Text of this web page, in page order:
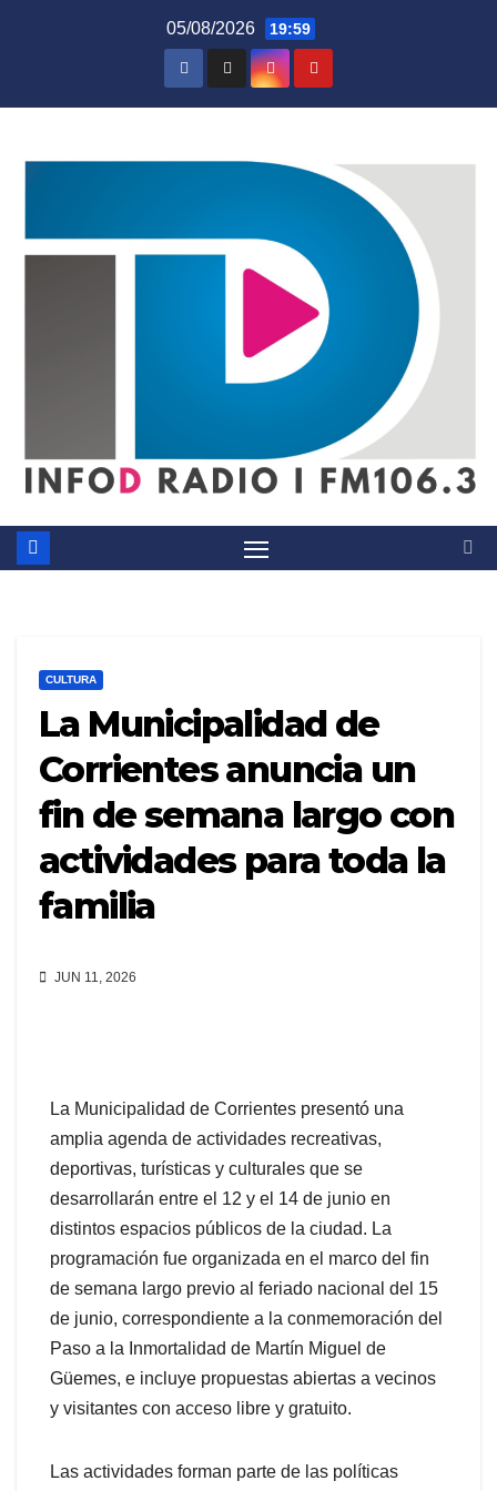
05/08/2026 19:59
CULTURA
La Municipalidad de
Corrientes anuncia un
fin de semana largo con
actividades para toda la
familia
JUN 11, 2026
La Municipalidad de Corrientes presentó una
amplia agenda de actividades recreativas,
deportivas, turísticas y culturales que se
desarrollarán entre el 12 y el 14 de junio en
distintos espacios públicos de la ciudad. La
programación fue organizada en el marco del fin
de semana largo previo al feriado nacional del 15
de junio, correspondiente a la conmemoración del
Paso a la Inmortalidad de Martín Miguel de
Güemes, e incluye propuestas abiertas a vecinos
y visitantes con acceso libre y gratuito.
Las actividades forman parte de las políticas